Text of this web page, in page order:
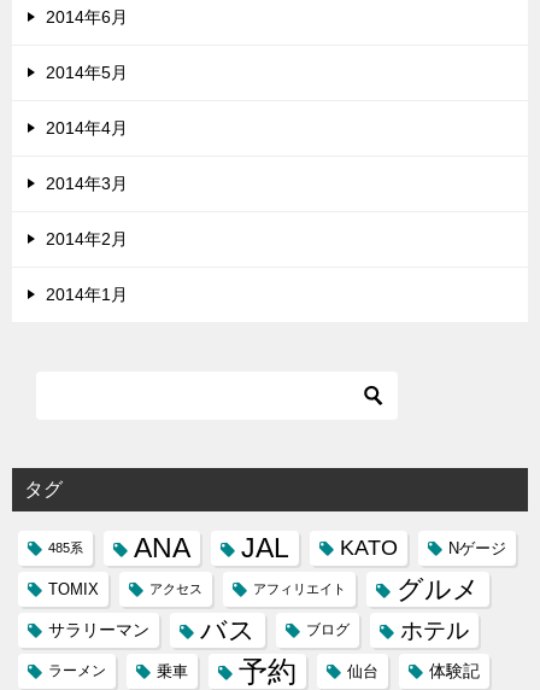
2014年6月
2014年5月
2014年4月
2014年3月
2014年2月
2014年1月
タグ
485系 ANA JAL KATO Nゲージ
TOMIX アクセス アフィリエイト グルメ
サラリーマン バス ブログ ホテル
ラーメン 乗車 予約 仙台 体験記